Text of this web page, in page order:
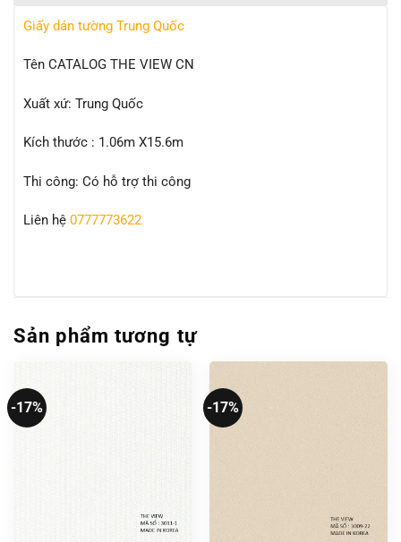
Giấy dán tường Trung Quốc
Tên CATALOG THE VIEW CN
Xuất xứ: Trung Quốc
Kích thước : 1.06m X15.6m
Thi công: Có hỗ trợ thi công
Liên hệ 0777773622
Sản phẩm tương tự
-17% -17%